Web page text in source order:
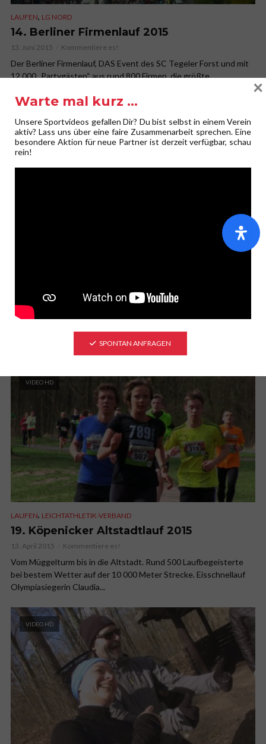
LAUFEN, LG NORD
14. Berliner Firmenlauf 2015
13. Juni 2015 Kommentiere es!
Der Berliner Firmenlauf, DAS Event des SC Tegeler Forst und mit
12.000 „Partygästen“ aus rund 800 Firmen, die größte
VIDEO HD
7. Juni 2015 Kommentiere es!
Das Tempelhofer Feld, ein Platz für Kitelandboarder, Solowheeler,
Fahrradfahrer und für Inklusion. Dafür wurde fleißig gelaufen,
VIDEO HD
LAUFEN, LEICHTATHLETIK-VERBAND
19. Köpenicker Altstadtlauf 2015
13. April 2015 Kommentiere es!
Vom Müggelturm bis in die Altstadt. Rund 500 Laufbegeisterte
bei bestem Wetter auf der 10 000 Meter Strecke. Eisschnellauf
Olympiasiegerin Claudia...
VIDEO HD
Warte mal kurz …
Unsere Sportvideos gefallen Dir? Du bist selbst in einem Verein
aktiv? Lass uns über eine faire Zusammenarbeit sprechen. Eine
besondere Aktion für neue Partner ist derzeit verfügbar, schau
rein!
SPONTAN ANFRAGEN
×